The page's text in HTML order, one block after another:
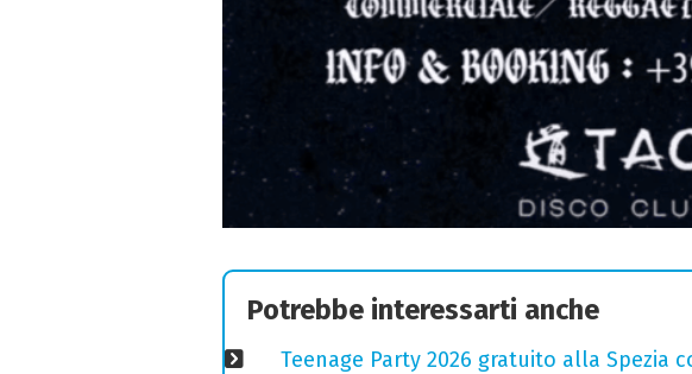
Potrebbe interessarti anche
Teenage Party 2026 gratuito alla Spezia